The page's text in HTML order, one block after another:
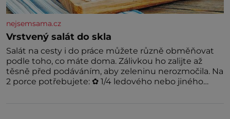
nejsemsama.cz
Vrstvený salát do skla
Salát na cesty i do práce můžete různě obměňovat
podle toho, co máte doma. Zálivkou ho zalijte až
těsně před podáváním, aby zeleninu nerozmočila. Na
2 porce potřebujete: ✿ 1/4 ledového nebo jiného